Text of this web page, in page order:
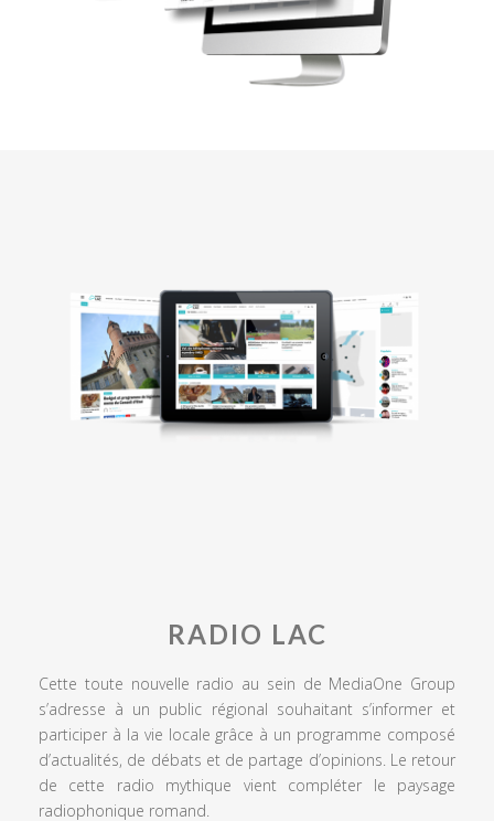
RADIO LAC
Cette toute nouvelle radio au sein de MediaOne Group
s’adresse à un public régional souhaitant s’informer et
participer à la vie locale grâce à un programme composé
d’actualités, de débats et de partage d’opinions. Le retour
de cette radio mythique vient compléter le paysage
radiophonique romand.